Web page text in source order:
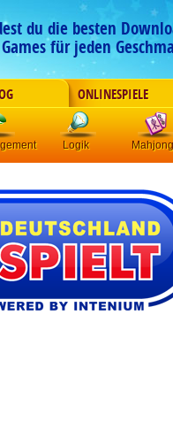
du die besten
für jeden
ONLINESPIELE
Logik Mahjong